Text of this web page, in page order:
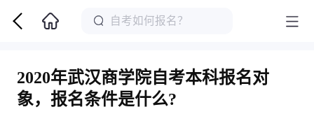
2020年武汉商学院自考本科报名对
象，报名条件是什么?